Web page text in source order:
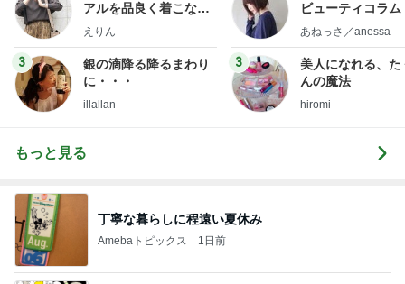
アルを品良く着こなす
ファッションブログ
えりん
3
銀の滴降る降るまわり
に・・・
illallan
ビューティコラ
little
あねっさ／anessa
3
美人になれる、た
んの魔法
hiromi
もっと見る
丁寧な暮らしに程遠い夏休み
Amebaトピックス 1日前